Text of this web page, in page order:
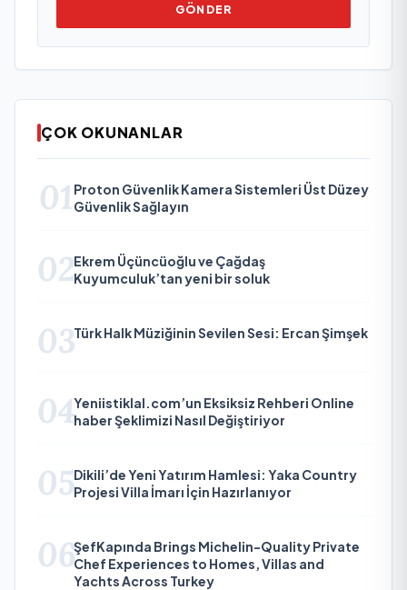
GÖNDER
ÇOK OKUNANLAR
01 Proton Güvenlik Kamera Sistemleri Üst Düzey
Güvenlik Sağlayın
02Ekrem Üçüncüoğlu ve Çağdaş
Kuyumculuk’tan yeni bir soluk
03Türk Halk Müziğinin Sevilen Sesi: Ercan Şimşek
04Yeniistiklal.com’un Eksiksiz Rehberi Online
haber Şeklimizi Nasıl Değiştiriyor
05Dikili’de Yeni Yatırım Hamlesi: Yaka Country
Projesi Villa İmarı İçin Hazırlanıyor
06ŞefKapında Brings Michelin-Quality Private
Chef Experiences to Homes, Villas and
Yachts Across Turkey